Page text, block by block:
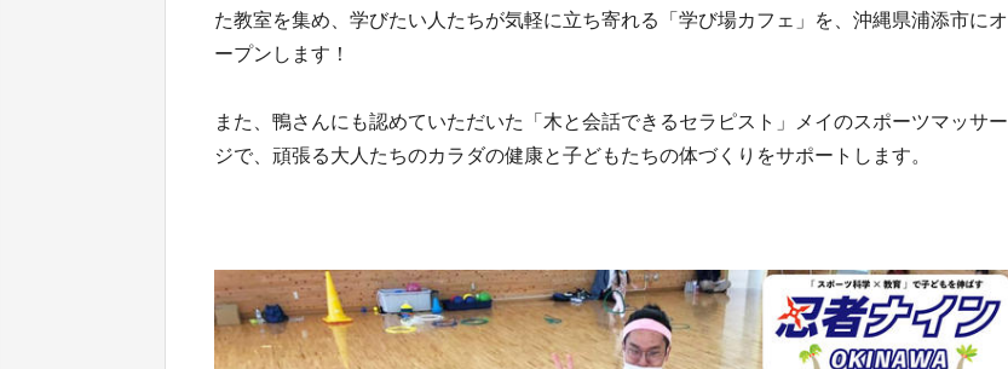
た教室を集め、学びたい人たちが気軽に立ち寄れる「学び場カフェ」を、沖縄県浦添市にオ
ープンします！
また、鴨さんにも認めていただいた「木と会話できるセラピスト」メイのスポーツマッサー
ジで、頑張る大人たちのカラダの健康と子どもたちの体づくりをサポートします。